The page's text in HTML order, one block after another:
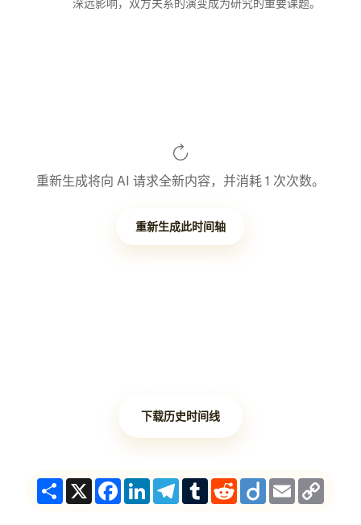
深远影响，双方关系的演变成为研究的重要课题。
重新生成将向 AI 请求全新内容，并消耗 1 次次数。
重新生成此时间轴
下载历史时间线
ShareX Facebook
LinkedInTelegram
TumblrRedditDiigoEmail